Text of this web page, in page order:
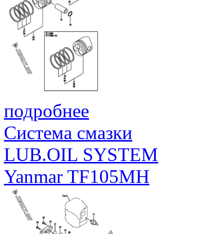
подробнее
Система смазки
LUB.OIL SYSTEM
Yanmar TF105MH